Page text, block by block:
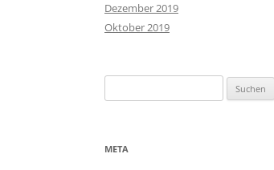
Dezember 2019
Oktober 2019
nach:
META